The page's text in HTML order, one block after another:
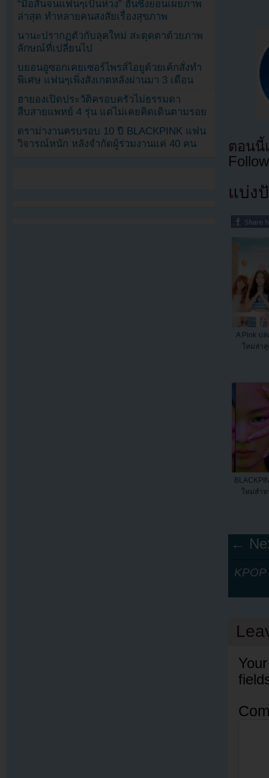
ตอนนี้
แบ่ง
A Pink ป
ใหม่ล่า
ใหม่สำ
←
“มือสั่นจนแฟนๆเป็นห่วง” ฮันซึงยอนเผยภาพ
ล่าสุด ทำหลายคนสงสัยเรื่องสุขภาพ
นานะปรากฏตัวกับลุคใหม่ สะดุดตาด้วยภาพ
ลักษณ์ที่เปลี่ยนไป
บยอนอูซอกเคยเซอร์ไพรส์ไอยูด้วยเค้กสั่งทำ
พิเศษ แฟนๆเพิ่งสังเกตหลังผ่านมา 3 เดือน
ฮายองเปิดประวัติครอบครัวไม่ธรรมดา
สืบสายแพทย์ 4 รุ่น แต่ไม่เคยคิดเดินตามรอย
ดราม่างานครบรอบ 10 ปี BLACKPINK แฟน
วิจารณ์หนัก หลังจำกัดผู้ร่วมงานแค่ 40 คน